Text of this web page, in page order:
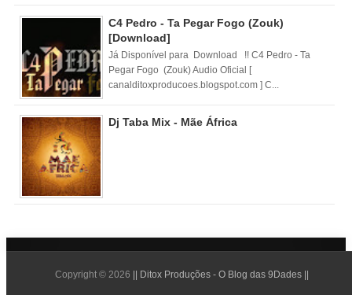
C4 Pedro - Ta Pegar Fogo (Zouk)
[Download]
Já Disponível para Download !! C4 Pedro - Ta
Pegar Fogo (Zouk) Audio Oficial [
canalditoxproducoes.blogspot.com ] C...
Dj Taba Mix - Mãe África
Copyright ©2026 || Ditox Produções - O Blog das 9Dades ||